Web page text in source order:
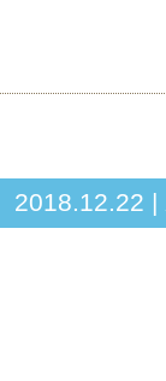
2018.12.22